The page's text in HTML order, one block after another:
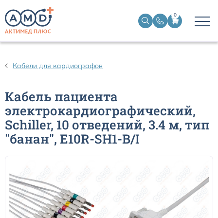
0
Кабели для кардиографов
Кабель пациента
электрокардиографический,
Schiller, 10 отведений, 3.4 м, тип
"банан", E10R-SH1-B/I
Датчики ЭЭГ BIS
Кабели пациента ЭКГ
Кабели для кардиографов
Датчики кислорода для ИВЛ